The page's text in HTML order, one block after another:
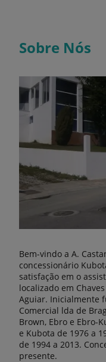
Sobre Nós
Bem-vindo a A.
concessionário
satisfação em o
localizado em
Aguiar. Inicialmente
Comercial lda de
Brown, Ebro e Ebro-
e Kubota de 1976 a
de 1994 a 2013.
presente.